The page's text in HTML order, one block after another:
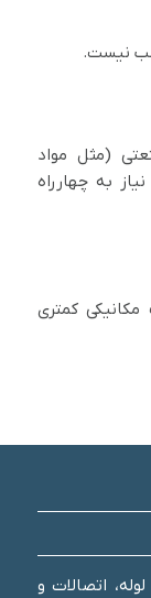
نیست.
(مثل مواد
به چهارراه
کمتری
اتصالات و